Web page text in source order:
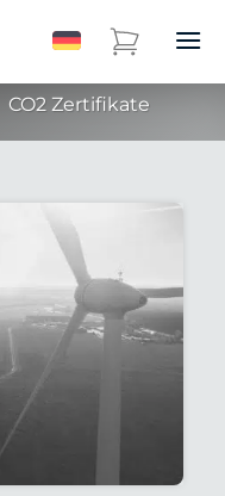
CO2 Zertifikate